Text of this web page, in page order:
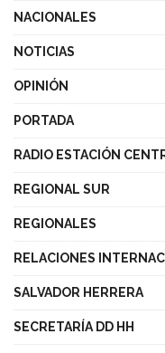
NACIONALES
NOTICIAS
OPINIÓN
PORTADA
RADIO ESTACIÓN
REGIONAL SUR
REGIONALES
RELACIONES
SALVADOR HERRERA
SECRETARÍA DD HH